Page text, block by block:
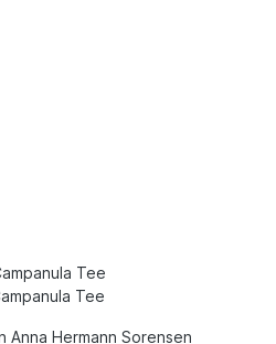
Tee
Anna Hermann Sorensen